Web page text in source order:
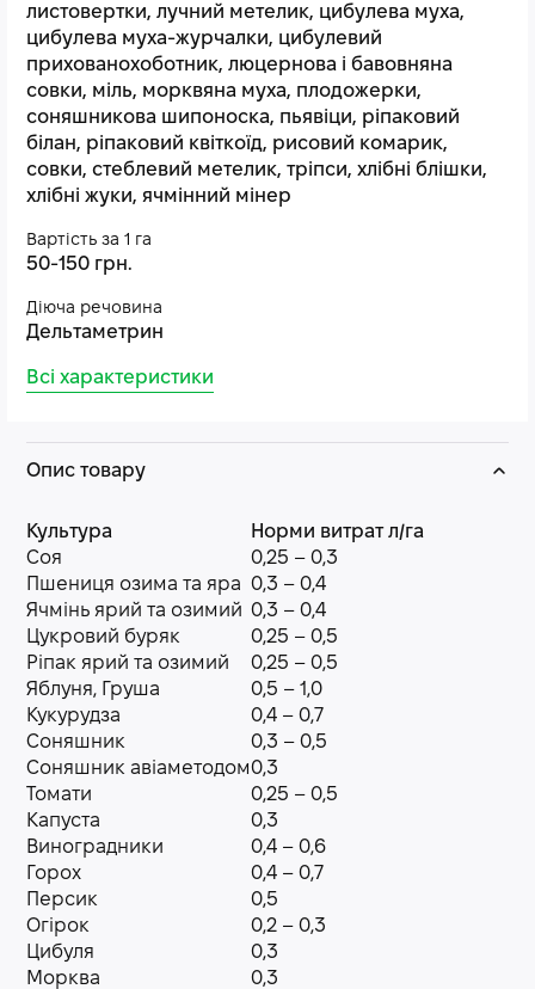
листовертки, лучний метелик, цибулева муха,
цибулева муха-журчалки, цибулевий
прихованохоботник, люцернова і бавовняна
совки, міль, морквяна муха, плодожерки,
соняшникова шипоноска, пьявіци, ріпаковий
білан, ріпаковий квіткоїд, рисовий комарик,
совки, стеблевий метелик, тріпси, хлібні блішки,
хлібні жуки, ячмінний мінер
Вартість за 1 га
50-150 грн.
Діюча речовина
Дельтаметрин
Всі характеристики
Опис товару
Культура
Норми витрат л/га
Соя
0,25 – 0,3
Пшениця озима та яра 0,3 – 0,4
Ячмінь ярий та озимий 0,3 – 0,4
Цукровий буряк
0,25 – 0,5
Ріпак ярий та озимий
0,25 – 0,5
Яблуня, Груша
0,5 – 1,0
Кукурудза
0,4 – 0,7
Соняшник
0,3 – 0,5
Соняшник авіаметодом0,3
Томати
0,25 – 0,5
Капуста
0,3
Виноградники
0,4 – 0,6
Горох
0,4 – 0,7
Персик
0,5
Огірок
0,2 – 0,3
Цибуля
0,3
Морква
0,3